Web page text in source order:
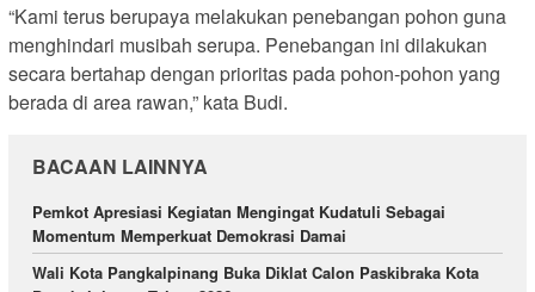
“Kami terus berupaya melakukan penebangan pohon guna
menghindari musibah serupa. Penebangan ini dilakukan
secara bertahap dengan prioritas pada pohon-pohon yang
berada di area rawan,” kata Budi.
BACAAN LAINNYA
Pemkot Apresiasi Kegiatan Mengingat Kudatuli Sebagai
Momentum Memperkuat Demokrasi Damai
Wali Kota Pangkalpinang Buka Diklat Calon Paskibraka Kota